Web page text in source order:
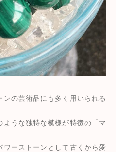
の芸術品にも多く用いられる
うな独特な模様が特徴の「マ
ーストーンとして古くから愛